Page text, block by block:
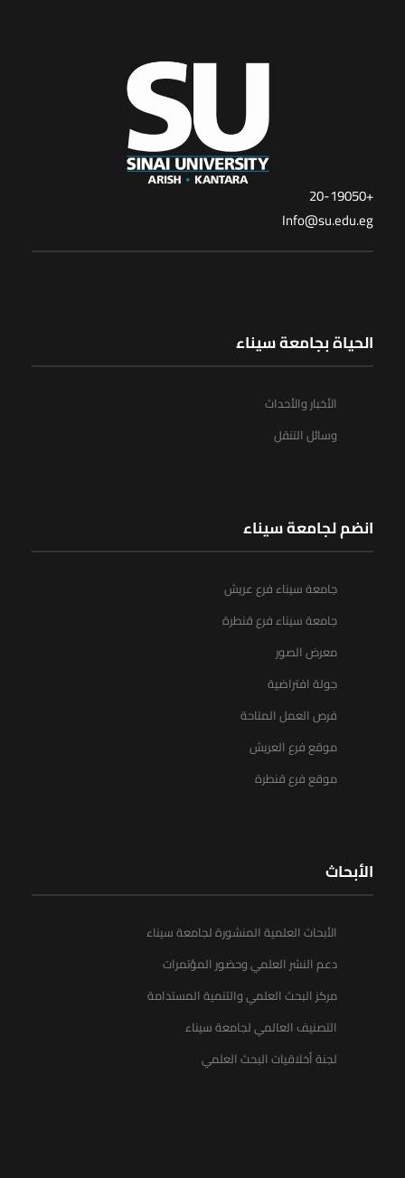
+20-19050
Info@su.edu.eg
الحياة بجامعة سيناء
الأخبار والأحداث
وسائل التنقل
انضم لجامعة سيناء
جامعة سيناء فرع عريش
جامعة سيناء فرع قنطرة
معرض الصور
جولة افتراضية
فرص العمل المتاحة
موقع فرع العريش
موقع فرع قنطرة
الأبحاث
الأبحاث العلمية المنشورة لجامعة سيناء
دعم النشر العلمي وحضور المؤتمرات
مركز البحث العلمي والتنمية المستدامة
التصنيف العالمي لجامعة سيناء
لجنة أخلاقيات البحث العلمي